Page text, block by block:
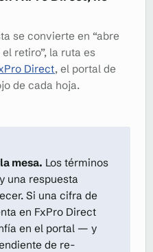
se convierte en “abre
retiro”, la ruta es
Direct, el portal de
de cada hoja.
mesa. Los términos
una respuesta
Si una cifra de
en FxPro Direct
en el portal — y
de re-